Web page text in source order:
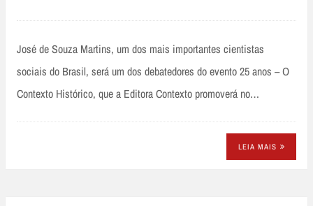
José de Souza Martins, um dos mais importantes cientistas
sociais do Brasil, será um dos debatedores do evento 25 anos – O
Contexto Histórico, que a Editora Contexto promoverá no…
LEIA MAIS